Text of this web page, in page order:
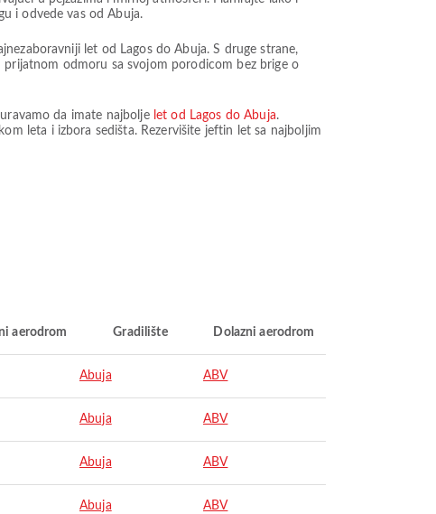
i odvede vas od Abuja.
let od Lagos do Abuja. S druge strane,
odmoru sa svojom porodicom bez brige o
da imate najbolje let od Lagos do Abuja.
leta i izbora sedišta. Rezervišite jeftin let sa najboljim
aerodrom Gradilište Dolazni aerodrom
Abuja ABV
Abuja ABV
Abuja ABV
Abuja ABV